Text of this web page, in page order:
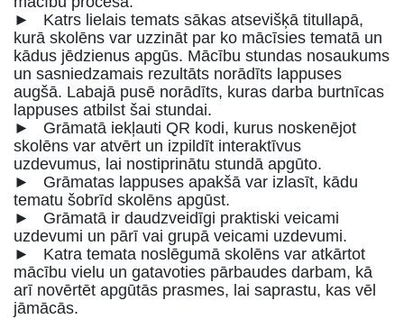
► Katrs lielais temats sākas atsevišķā titullapā,
kurā skolēns var uzzināt par ko mācīsies tematā un
kādus jēdzienus apgūs. Mācību stundas nosaukums
un sasniedzamais rezultāts norādīts lappuses
augšā. Labajā pusē norādīts, kuras darba burtnīcas
lappuses atbilst šai stundai.
► Grāmatā iekļauti QR kodi, kurus noskenējot
skolēns var atvērt un izpildīt interaktīvus
uzdevumus, lai nostiprinātu stundā apgūto.
► Grāmatas lappuses apakšā var izlasīt, kādu
tematu šobrīd skolēns apgūst.
► Grāmatā ir daudzveidīgi praktiski veicami
uzdevumi un pārī vai grupā veicami uzdevumi.
► Katra temata noslēgumā skolēns var atkārtot
mācību vielu un gatavoties pārbaudes darbam, kā
arī novērtēt apgūtās prasmes, lai saprastu, kas vēl
jāmācās.